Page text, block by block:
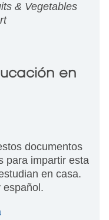
& Vegetables
en
documentos
para impartir esta
en casa.
español.